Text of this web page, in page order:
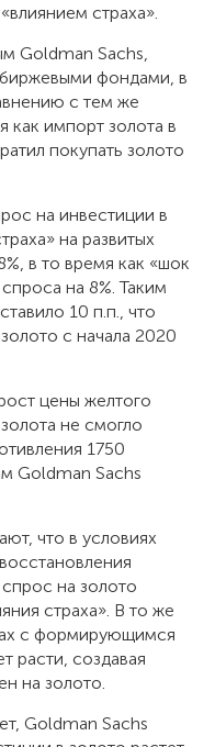
страха».
Goldman Sachs,
фондами, в
с тем же
как импорт золота в
покупать золото
на инвестиции в
на развитых
в то время как «шок
на 8%. Таким
10 п.п., что
с начала 2020
цены желтого
не смогло
1750
Goldman Sachs
что в условиях
на золото
страха». В то же
с формирующимся
расти, создавая
на золото.
Goldman Sachs